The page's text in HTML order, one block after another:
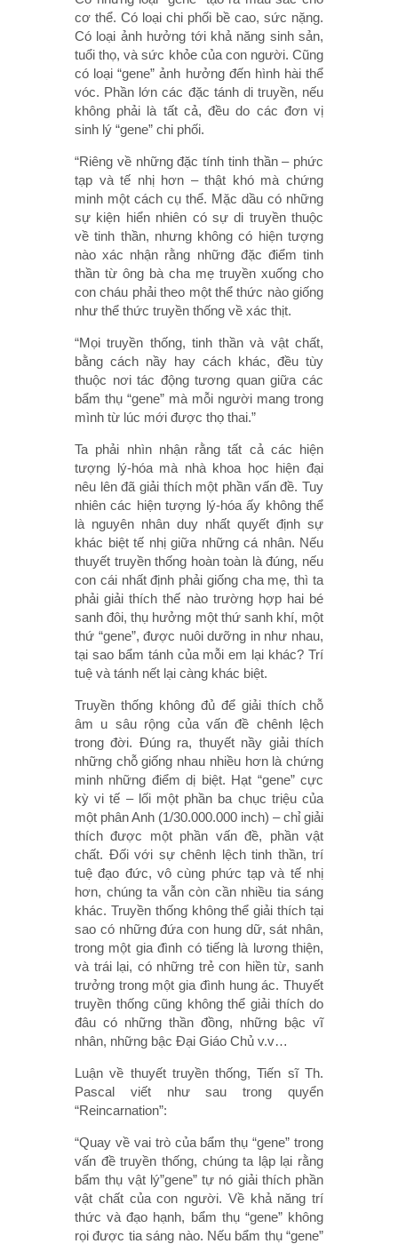
cơ thể. Có loại chi phối bề cao, sức nặng.
Có loại ảnh hưởng tới khả năng sinh sản,
tuổi thọ, và sức khỏe của con người. Cũng
có loại “gene” ảnh hưởng đến hình hài thể
vóc. Phần lớn các đặc tánh di truyền, nếu
không phải là tất cả, đều do các đơn vị
sinh lý “gene” chi phối.
“Riêng về những đặc tính tinh thần – phức
tạp và tế nhị hơn – thật khó mà chứng
minh một cách cụ thể. Mặc dầu có những
sự kiện hiển nhiên có sự di truyền thuộc
về tinh thần, nhưng không có hiện tượng
nào xác nhận rằng những đặc điểm tinh
thần từ ông bà cha mẹ truyền xuống cho
con cháu phải theo một thể thức nào giống
như thể thức truyền thống về xác thịt.
“Mọi truyền thống, tinh thần và vật chất,
bằng cách nầy hay cách khác, đều tùy
thuộc nơi tác động tương quan giữa các
bẩm thụ “gene” mà mỗi người mang trong
mình từ lúc mới được thọ thai.”
Ta phải nhìn nhận rằng tất cả các hiện
tượng lý-hóa mà nhà khoa học hiện đại
nêu lên đã giải thích một phần vấn đề. Tuy
nhiên các hiện tượng lý-hóa ấy không thể
là nguyên nhân duy nhất quyết định sự
khác biệt tế nhị giữa những cá nhân. Nếu
thuyết truyền thống hoàn toàn là đúng, nếu
con cái nhất định phải giống cha mẹ, thì ta
phải giải thích thế nào trường hợp hai bé
sanh đôi, thụ hưởng một thứ sanh khí, một
thứ “gene”, được nuôi dưỡng in như nhau,
tại sao bẩm tánh của mỗi em lại khác? Trí
tuệ và tánh nết lại càng khác biệt.
Truyền thống không đủ để giải thích chỗ
âm u sâu rộng của vấn đề chênh lệch
trong đời. Đúng ra, thuyết nầy giải thích
những chỗ giống nhau nhiều hơn là chứng
minh những điểm dị biệt. Hạt “gene” cực
kỳ vi tế – lối một phần ba chục triệu của
một phân Anh (1/30.000.000 inch) – chỉ giải
thích được một phần vấn đề, phần vật
chất. Đối với sự chênh lệch tinh thần, trí
tuệ đạo đức, vô cùng phức tạp và tế nhị
hơn, chúng ta vẫn còn cần nhiều tia sáng
khác. Truyền thống không thể giải thích tại
sao có những đứa con hung dữ, sát nhân,
trong một gia đình có tiếng là lương thiện,
và trái lại, có những trẻ con hiền từ, sanh
trưởng trong một gia đình hung ác. Thuyết
truyền thống cũng không thể giải thích do
đâu có những thần đồng, những bậc vĩ
nhân, những bậc Đại Giáo Chủ v.v…
Luận về thuyết truyền thống, Tiến sĩ Th.
Pascal viết như sau trong quyển
“Reincarnation”:
“Quay về vai trò của bẩm thụ “gene” trong
vấn đề truyền thống, chúng ta lập lại rằng
bẩm thụ vật lý”gene” tự nó giải thích phần
vật chất của con người. Về khả năng trí
thức và đạo hạnh, bẩm thụ “gene” không
rọi được tia sáng nào. Nếu bẩm thụ “gene”